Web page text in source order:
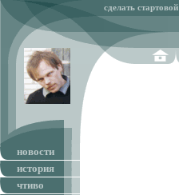
сделать стартовой
новости
история
чтиво